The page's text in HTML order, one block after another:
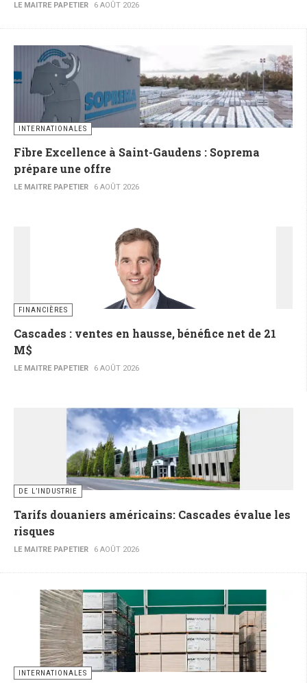
LE MAITRE PAPETIER 6 AOÛT 2026
INTERNATIONALES
Fibre Excellence à Saint-Gaudens : Soprema
prépare une offre
LE MAITRE PAPETIER 6 AOÛT 2026
FINANCIÈRES
Cascades : ventes en hausse, bénéfice net de 21
M$
LE MAITRE PAPETIER 6 AOÛT 2026
DE L’INDUSTRIE
Tarifs douaniers américains: Cascades évalue les
risques
LE MAITRE PAPETIER 6 AOÛT 2026
INTERNATIONALES